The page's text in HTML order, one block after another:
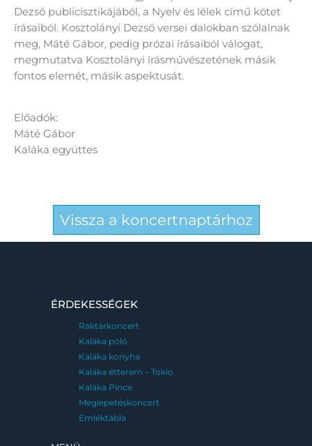
Dezső publicisztikájából, a Nyelv és lélek című kötet
írásaiból. Kosztolányi Dezső versei dalokban szólalnak
meg, Máté Gábor, pedig prózai írásaiból válogat,
megmutatva Kosztolányi írásművészetének másik
fontos elemét, másik aspektusát.
Előadók:
Máté Gábor
Kaláka együttes
Vissza a koncertnaptárhoz
ÉRDEKESSÉGEK
Raktárkoncert
Kaláka póló
Kaláka konyha
Kaláka étterem – Tokio
Kaláka Pince
Meglepetéskoncert
Emléktábla